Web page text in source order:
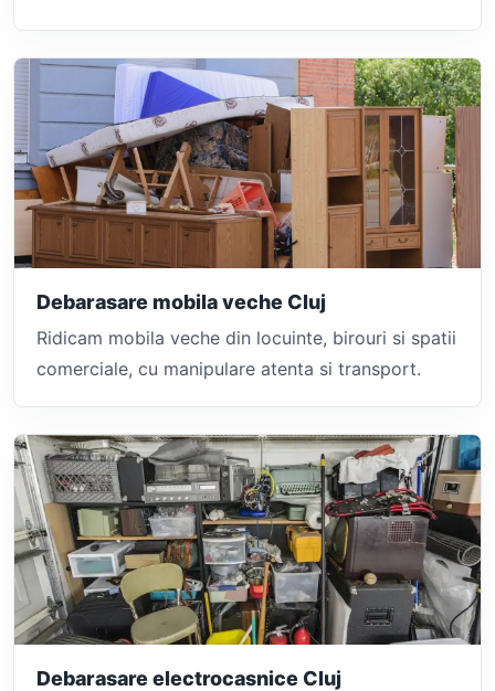
Debarasare mobila veche Cluj
Ridicam mobila veche din locuinte, birouri si spatii
comerciale, cu manipulare atenta si transport.
Debarasare electrocasnice Cluj